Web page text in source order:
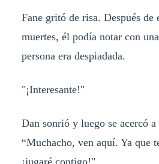
Fane gritó de risa. Después de
muertes, él podía notar con
persona era despiadada.
"¡Interesante!"
Dan sonrió y luego se acercó a
“Muchacho, ven aquí. Ya que